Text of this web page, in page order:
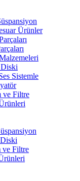
Ürünler
Diski
Sistemle
ve Filtre
ve Filtre